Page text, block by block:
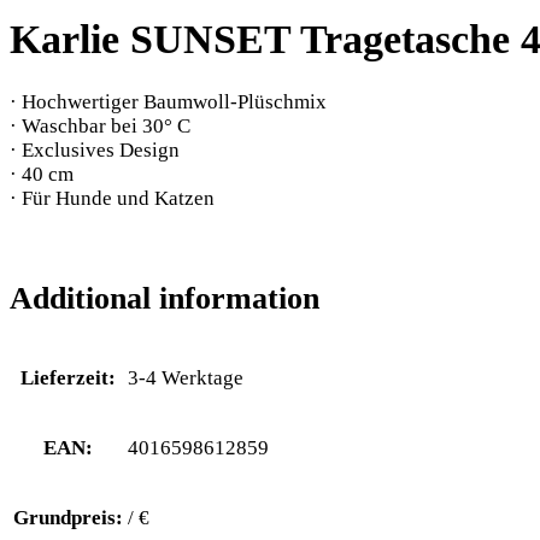
Karlie SUNSET Tragetasche
· Hochwertiger Baumwoll-Plüschmix
· Waschbar bei 30° C
· Exclusives Design
· 40 cm
· Für Hunde und Katzen
Additional information
Lieferzeit: 3-4 Werktage
EAN: 4016598612859
Grundpreis: / €